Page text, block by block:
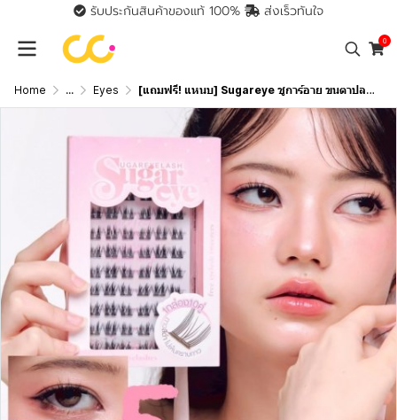
รับประกันสินค้าของแท้ 100% ส่งเร็วทันใจ
0
Home ... Eyes [แถมฟรี! แหนบ] Sugareye ชูการ์อาย ขนตาปลอม กาวในตัว กาวเจลลี่ ไม่เป็นอันตรายต่อดวงตา ไม่แสบไม่คัน